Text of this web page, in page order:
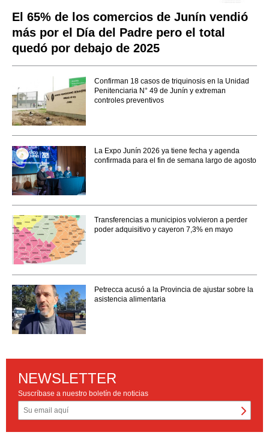
El 65% de los comercios de Junín vendió
más por el Día del Padre pero el total
quedó por debajo de 2025
Confirman 18 casos de triquinosis en la Unidad
Penitenciaria N° 49 de Junín y extreman
controles preventivos
La Expo Junín 2026 ya tiene fecha y agenda
confirmada para el fin de semana largo de agosto
Transferencias a municipios volvieron a perder
poder adquisitivo y cayeron 7,3% en mayo
Petrecca acusó a la Provincia de ajustar sobre la
asistencia alimentaria
NEWSLETTER
Suscríbase a nuestro boletín de noticias